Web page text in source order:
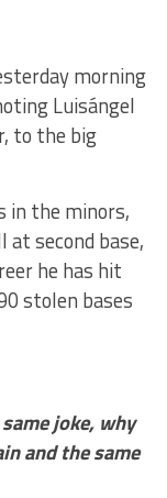
morning
Luisángel
to the big
in the minors,
second base,
he has hit
stolen bases
joke, why
and the same